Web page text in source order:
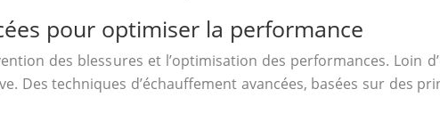
pour optimiser la performance
des blessures et l’optimisation des performances.
Des techniques d’échauffement avancées, basées sur des